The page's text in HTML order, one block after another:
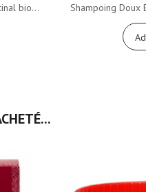
bio... Shampoing Doux